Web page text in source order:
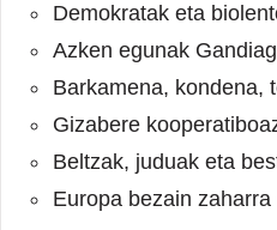
Demokratak eta
Azken egunak
Barkamena, kondena,
Gizabere
Beltzak, juduak eta
Europa bezain